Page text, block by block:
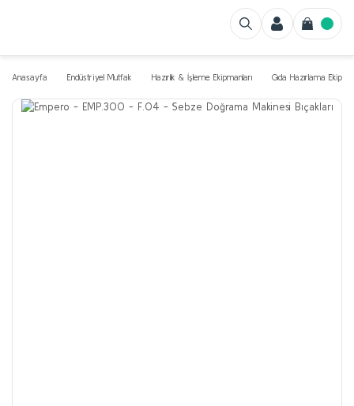
Anasayfa Endüstriyel Mutfak Hazırlık & İşleme Ekipmanları Gıda Hazırlama